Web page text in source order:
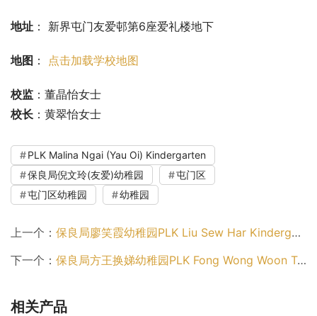
地址 ： 新界屯门友爱邨第6座爱礼楼地下
地图 ： 点击加载学校地图
校监 ：董晶怡女士
校长 ：黄翠怡女士
PLK Malina Ngai (Yau Oi) Kindergarten
保良局倪文玲(友爱)幼稚园
屯门区
屯门区幼稚园
幼稚园
上一个： 保良局廖笑霞幼稚园PLK Liu Sew Har Kindergarten（元朗区幼稚园）
下一个： 保良局方王换娣幼稚园PLK Fong Wong Woon Tai Kindergarten（西贡区幼稚园）
相关产品